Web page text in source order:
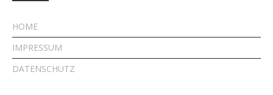
HOME
IMPRESSUM
DATENSCHUTZ